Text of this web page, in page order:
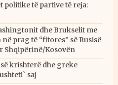
politike të partive të reja:
dhe Brukselit me
prag të “fitores” së Rusisë
Shqipërinë/Kosovën
krishterë dhe greke
saj